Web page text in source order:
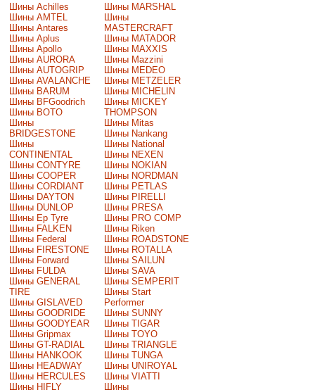
Шины Achilles
Шины AMTEL
Шины Antares
Шины Aplus
Шины Apollo
Шины AURORA
Шины AUTOGRIP
Шины AVALANCHE
Шины BARUM
Шины BFGoodrich
Шины BOTO
Шины
BRIDGESTONE
Шины
CONTINENTAL
Шины CONTYRE
Шины COOPER
Шины CORDIANT
Шины DAYTON
Шины DUNLOP
Шины Ep Tyre
Шины FALKEN
Шины Federal
Шины FIRESTONE
Шины Forward
Шины FULDA
Шины GENERAL
TIRE
Шины GISLAVED
Шины GOODRIDE
Шины GOODYEAR
Шины Gripmax
Шины GT-RADIAL
Шины HANKOOK
Шины HEADWAY
Шины HERCULES
Шины HIFLY
Шины MARSHAL
Шины
MASTERCRAFT
Шины MATADOR
Шины MAXXIS
Шины Mazzini
Шины MEDEO
Шины METZELER
Шины MICHELIN
Шины MICKEY
THOMPSON
Шины Mitas
Шины Nankang
Шины National
Шины NEXEN
Шины NOKIAN
Шины NORDMAN
Шины PETLAS
Шины PIRELLI
Шины PRESA
Шины PRO COMP
Шины Riken
Шины ROADSTONE
Шины ROTALLA
Шины SAILUN
Шины SAVA
Шины SEMPERIT
Шины Start
Performer
Шины SUNNY
Шины TIGAR
Шины TOYO
Шины TRIANGLE
Шины TUNGA
Шины UNIROYAL
Шины VIATTI
Шины